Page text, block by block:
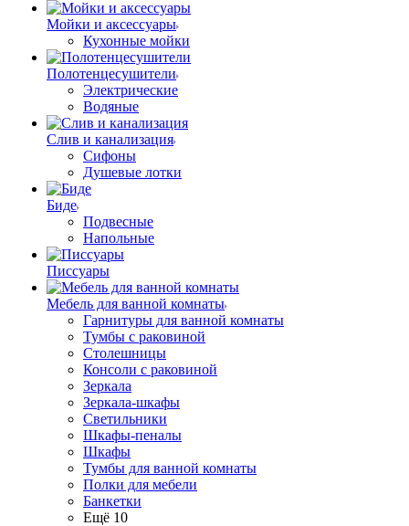
Мойки и аксессуары
Кухонные мойки
Полотенцесушители
Электрические
Водяные
Слив и канализация
Сифоны
Душевые лотки
Биде
Подвесные
Напольные
Писсуары
Мебель для ванной комнаты
Гарнитуры для ванной комнаты
Тумбы с раковиной
Столешницы
Консоли с раковиной
Зеркала
Зеркала-шкафы
Светильники
Шкафы-пеналы
Шкафы
Тумбы для ванной комнаты
Полки для мебели
Банкетки
Ещё 10